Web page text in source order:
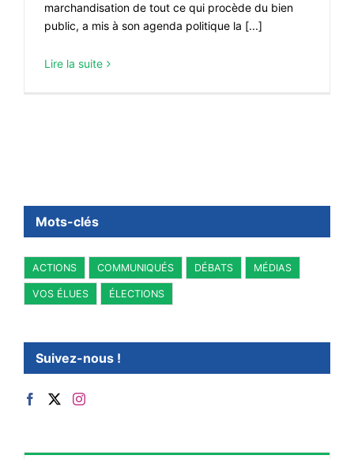
marchandisation de tout ce qui procède du bien
public, a mis à son agenda politique la [...]
Lire la suite
Mots-clés
ACTIONS COMMUNIQUÉS DÉBATS MÉDIAS
VOS ÉLUES ÉLECTIONS
Suivez-nous !